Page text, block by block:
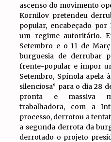
ascenso do movimento
Kornilov pretendeu
popular, encabeçado
um regime autoritário.
Setembro e o 11 de
burguesia de derrubar
frente-popular e impor
Setembro, Spínola apela
silenciosa” para o dia 28
pronta e massiva
trabalhadora, com a
processo, derrotou a
a segunda derrota da
derrotado o projeto